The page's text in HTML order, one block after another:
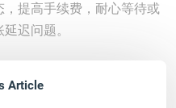
提高手续费，耐心等待或
迟问题。
Article